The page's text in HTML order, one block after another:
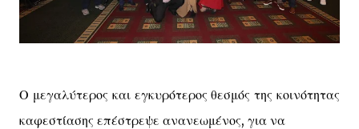
Ο μεγαλύτερος και εγκυρότερος θεσμός της κοινότητας
καφεστίασης επέστρεψε ανανεωμένος, για να